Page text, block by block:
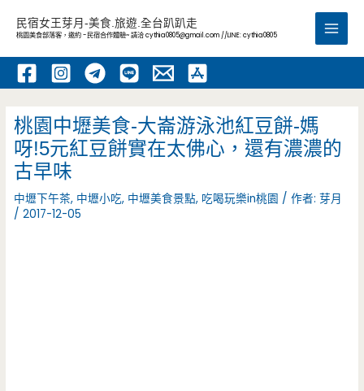
內
民宿女王芽月-美食.旅遊.全台趴趴走
桃園美食部落客，邀約 -民宿合作體驗~ 請洽cythia0805@gmail.com //LINE: cythia0805
Main
桃園中壢美食-大崙游泳池紅豆餅-媽
呀!5元紅豆餅實在太佛心，還有濃濃的
古早味
中壢下午茶, 中壢小吃, 中壢美食景點, 吃喝玩樂in桃園 / 作者:芽月
/2017-12-05